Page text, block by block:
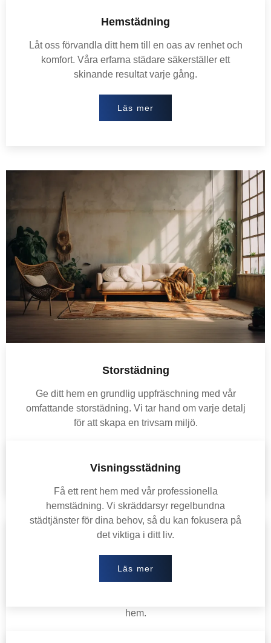
Hemstädning
Låt oss förvandla ditt hem till en oas av renhet och
komfort. Våra erfarna städare säkerställer ett
skinande resultat varje gång.
Läs mer
Storstädning
Ge ditt hem en grundlig uppfräschning med vår
omfattande storstädning. Vi tar hand om varje detalj
för att skapa en trivsam miljö.
Flytta utan stress tack vare vår flyttstädning. Vi ser
till att din gamla och nya bostad är noggrant
hem.
Visningsstädning
Få ett rent hem med vår professionella
hemstädning. Vi skräddarsyr regelbundna
städtjänster för dina behov, så du kan fokusera på
det viktiga i ditt liv.
Läs mer